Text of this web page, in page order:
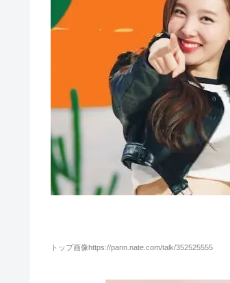
トップ画像https://pann.nate.com/talk/352525555